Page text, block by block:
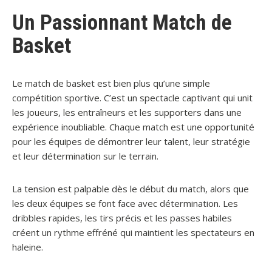
Un Passionnant Match de
Basket
Le match de basket est bien plus qu’une simple
compétition sportive. C’est un spectacle captivant qui unit
les joueurs, les entraîneurs et les supporters dans une
expérience inoubliable. Chaque match est une opportunité
pour les équipes de démontrer leur talent, leur stratégie
et leur détermination sur le terrain.
La tension est palpable dès le début du match, alors que
les deux équipes se font face avec détermination. Les
dribbles rapides, les tirs précis et les passes habiles
créent un rythme effréné qui maintient les spectateurs en
haleine.